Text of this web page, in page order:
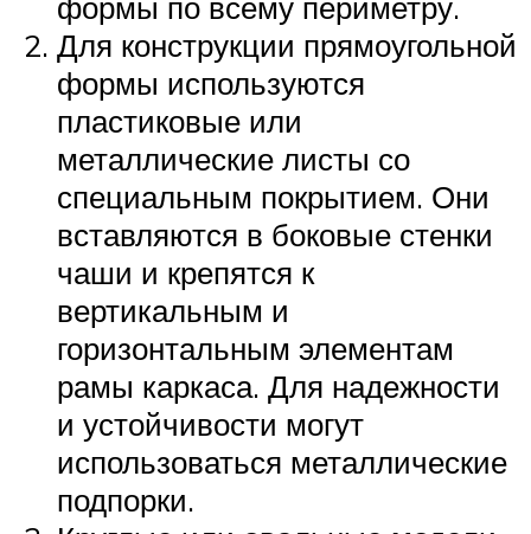
Для конструкции прямоугольной
формы используются
пластиковые или
металлические листы со
специальным покрытием. Они
вставляются в боковые стенки
чаши и крепятся к
вертикальным и
горизонтальным элементам
рамы каркаса. Для надежности
и устойчивости могут
использоваться металлические
подпорки.